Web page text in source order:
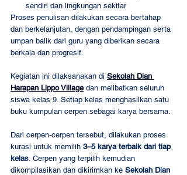
sendiri dan lingkungan sekitar
Proses penulisan dilakukan secara bertahap
dan berkelanjutan, dengan pendampingan serta
umpan balik dari guru yang diberikan secara
berkala dan progresif.
Kegiatan ini dilaksanakan di Sekolah Dian
Harapan Lippo Village dan melibatkan seluruh
siswa kelas 9. Setiap kelas menghasilkan satu
buku kumpulan cerpen sebagai karya bersama.
Dari cerpen-cerpen tersebut, dilakukan proses
kurasi untuk memilih 3–5 karya terbaik dari tiap
kelas . Cerpen yang terpilih kemudian
dikompilasikan dan dikirimkan ke Sekolah Dian